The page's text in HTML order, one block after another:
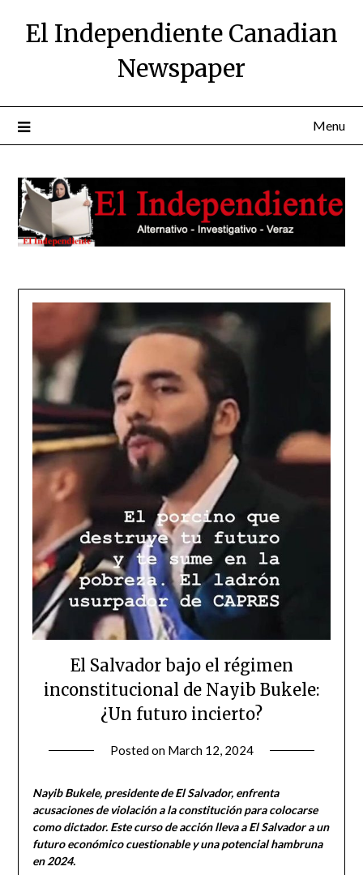
El Independiente Canadian
Newspaper
Menu
El Salvador bajo el régimen
inconstitucional de Nayib Bukele:
¿Un futuro incierto?
Posted on March 12, 2024by
Nayib Bukele, presidente de El Salvador, enfrenta
acusaciones de violación a la constitución para colocarse
como dictador. Este curso de acción lleva a El Salvador a un
futuro económico cuestionable y una potencial hambruna
en 2024.